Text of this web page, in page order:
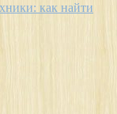
как найти